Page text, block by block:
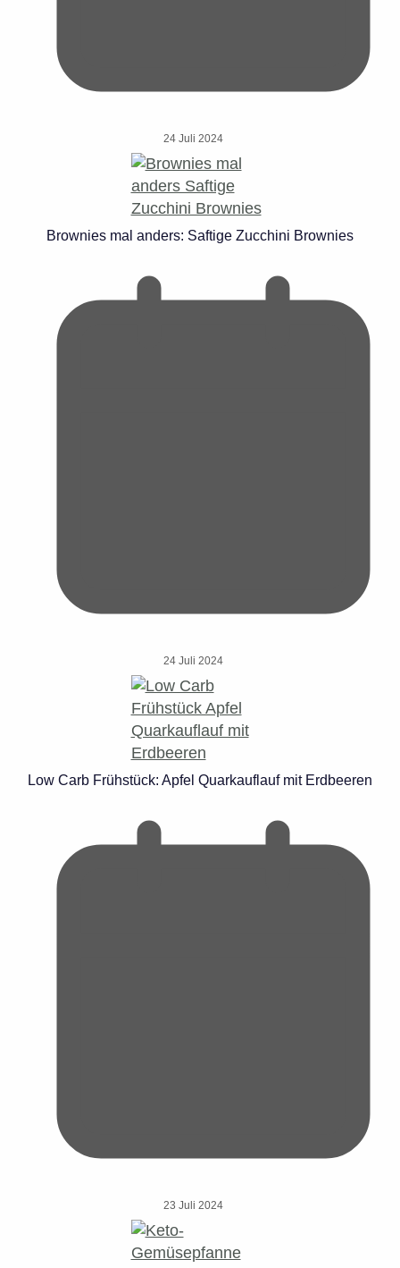
24 Juli 2024
Brownies mal anders: Saftige Zucchini Brownies
24 Juli 2024
Low Carb Frühstück: Apfel Quarkauflauf mit Erdbeeren
23 Juli 2024